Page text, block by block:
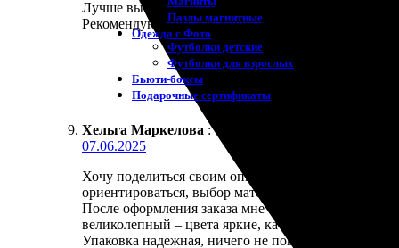
Пазлы магнитные
Одежда с Фото
Футболки детские
Футболки для взрослых
Бьюти-боксы
Подарочные сертификаты
Лучше выбрать эту компанию для печати.
Рекомендую всем, кто хочет запечатлеть
Хельга Маркелова : ★
07.06.2025
Хочу поделиться своим опытом работы с этой
ориентироваться, выбор материалов и размеров
После оформления заказа мне быстро
великолепный – цвета яркие, качество отличное.
Упаковка надежная, ничего не повредилось при